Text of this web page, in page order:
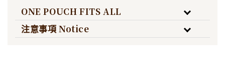
ONE POUCH FITS ALL
注意事項 Notice